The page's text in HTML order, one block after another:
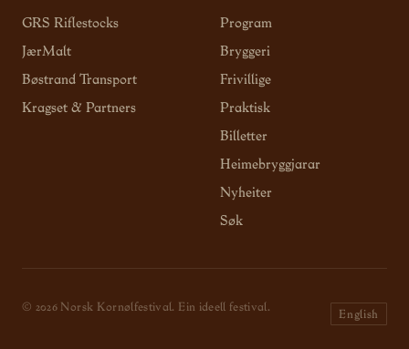
GRS Riflestocks
JærMalt
Bøstrand Transport
Kragset & Partners
Program
Bryggeri
Frivillige
Praktisk
Billetter
Heimebryggjarar
Nyheiter
Søk
© 2026 Norsk Kornølfestival. Ein ideell festival.
English